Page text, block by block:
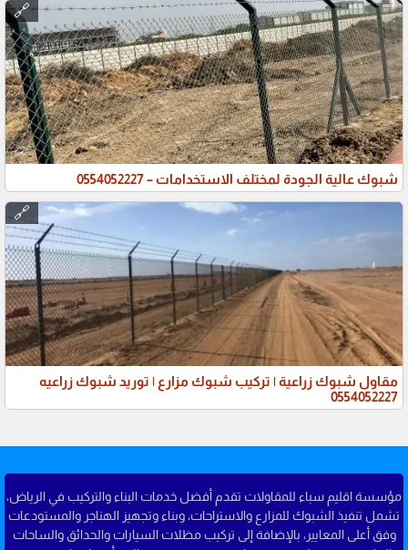
شبوك عالية الجودة لمختلف الاستخدامات – 0554052227
🔗
مقاول شبوك زراعية | تركيب شبوك مزارع | توريد شبوك زراعيه
‎0554052227
🔗
مؤسسة اقليم سباء للمقاولات تقدم أفضل خدمات البناء والتركيب في الرياض،
تشمل تنفيذ الشبوك للمزارع والاستراحات، وبناء وتجهيز الهناجر والمستودعات
وفق أعلى المعايير، بالإضافة إلى تركيب مظلات السيارات والحدائق والساحات